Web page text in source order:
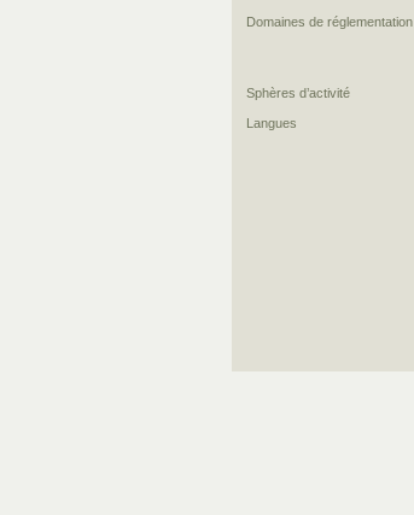
Domaines de réglementation
Sphères d’activité
Langues